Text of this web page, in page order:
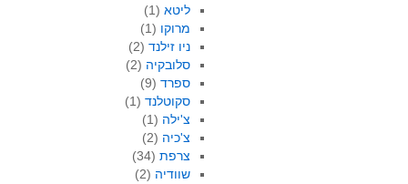
ליטא (1)
מרוקו (1)
ניו זילנד (2)
סלובקיה (2)
ספרד (9)
סקוטלנד (1)
צ'ילה (1)
צ'כיה (2)
צרפת (34)
שוודיה (2)